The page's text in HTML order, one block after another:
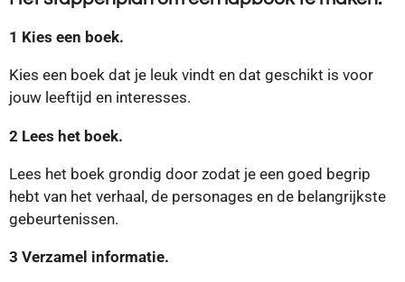
1 Kies een boek.
Kies een boek dat je leuk vindt en dat geschikt is voor
jouw leeftijd en interesses.
2 Lees het boek.
Lees het boek grondig door zodat je een goed begrip
hebt van het verhaal, de personages en de belangrijkste
gebeurtenissen.
3 Verzamel informatie.